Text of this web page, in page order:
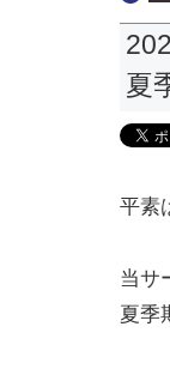
夏
平素
当サ
夏季